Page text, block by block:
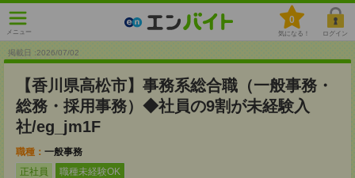
メニュー
0
気になる！ ログイン
掲載日 :2026/07/02
【香川県高松市】事務系総合職（一般事務・
総務・採用事務）◆社員の9割が未経験入
社/eg_jm1F
職種： 一般事務
正社員
職種未経験OK